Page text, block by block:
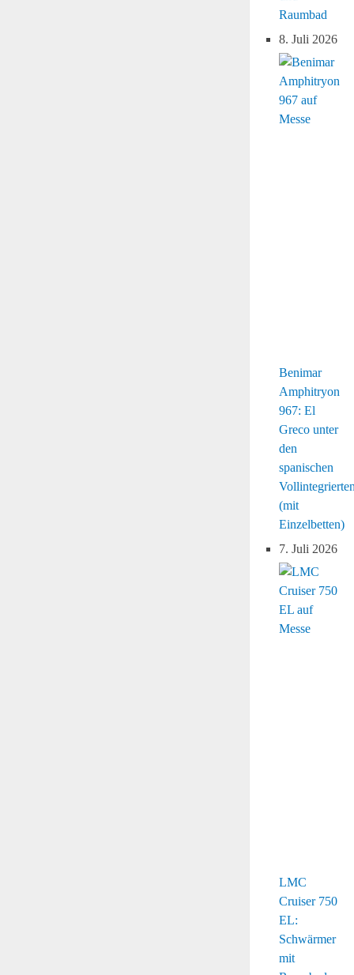
Raumbad
8. Juli 2026
Benimar
Amphitryon
967: El
Greco unter
den
spanischen
(mit
Einzelbetten)
7. Juli 2026
LMC
Cruiser 750
EL:
Schwärmer
mit